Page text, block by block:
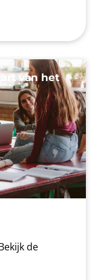
van het
de